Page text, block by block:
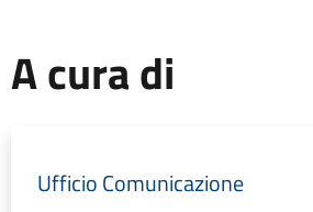
A cura di
Ufficio Comunicazione